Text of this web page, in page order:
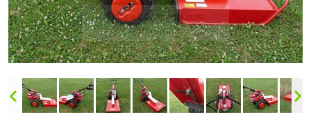
Doppelt antippen zum
vergrößern